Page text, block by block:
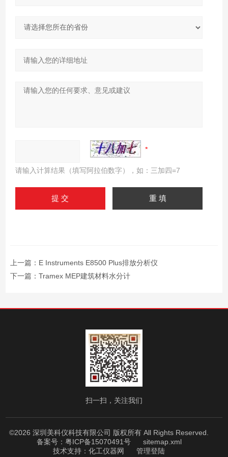
请输入计算结果（填写阿拉伯数字），如：三加四=7
上一篇： E Instruments E8500 Plus排放分析仪
下一篇： Tramex MEP建筑材料水分计
扫一扫，关注我们
©2026 深圳美科仪科技有限公司 版权所有 All Rights Reserved.
备案号：粤ICP备15070491号
sitemap.xml
技术支持： 化工仪器网 管理登陆